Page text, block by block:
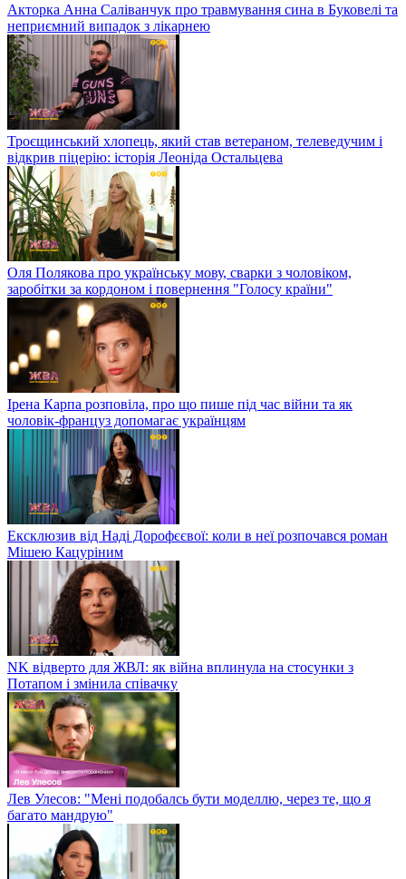
Акторка Анна Саліванчук про травмування сина в Буковелі та
неприємний випадок з лікарнею
Троєщинський хлопець, який став ветераном, телеведучим і
відкрив піцерію: історія Леоніда Остальцева
Оля Полякова про українську мову, сварки з чоловіком,
заробітки за кордоном і повернення "Голосу країни"
Ірена Карпа розповіла, про що пише під час війни та як
чоловік-француз допомагає українцям
Ексклюзив від Наді Дорофєєвої: коли в неї розпочався роман
Мішею Кацуріним
NK відверто для ЖВЛ: як війна вплинула на стосунки з
Потапом і змінила співачку
Лев Улесов: "Мені подобалсь бути моделлю, через те, що я
багато мандрую"